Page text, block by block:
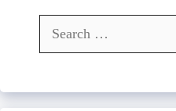
Search
for: